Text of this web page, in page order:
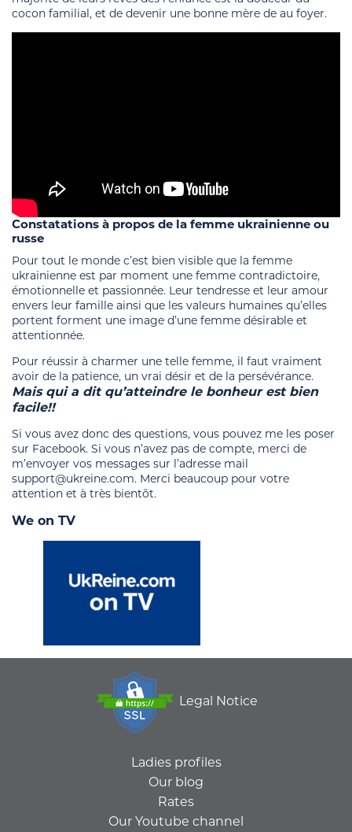
cocon familial, et de devenir une bonne mère de au foyer.
Constatations à propos de la femme ukrainienne ou
russe
Pour tout le monde c’est bien visible que la femme
ukrainienne est par moment une femme contradictoire,
émotionnelle et passionnée. Leur tendresse et leur amour
envers leur famille ainsi que les valeurs humaines qu’elles
portent forment une image d’une femme désirable et
attentionnée.
Pour réussir à charmer une telle femme, il faut vraiment
avoir de la patience, un vrai désir et de la persévérance.
Mais qui a dit qu’atteindre le bonheur est bien
facile!!
Si vous avez donc des questions, vous pouvez me les poser
sur Facebook. Si vous n’avez pas de compte, merci de
m’envoyer vos messages sur l’adresse mail
support@ukreine.com. Merci beaucoup pour votre
attention et à très bientôt.
We on TV
Legal Notice
Ladies profiles
Our blog
Rates
Our Youtube channel